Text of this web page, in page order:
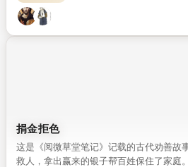
捐金拒色
这是《阅微草堂笔记》记载的古代劝善故
救人，拿出赢来的银子帮百姓保住了家庭